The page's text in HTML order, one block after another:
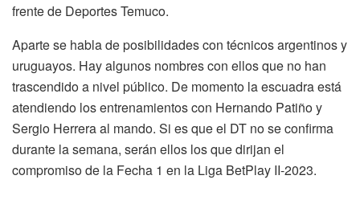
frente de Deportes Temuco.
Aparte se habla de posibilidades con técnicos argentinos y
uruguayos. Hay algunos nombres con ellos que no han
trascendido a nivel público. De momento la escuadra está
atendiendo los entrenamientos con Hernando Patiño y
Sergio Herrera al mando. Si es que el DT no se confirma
durante la semana, serán ellos los que dirijan el
compromiso de la Fecha 1 en la Liga BetPlay II-2023.